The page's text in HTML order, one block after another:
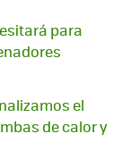
para
el
de calor y